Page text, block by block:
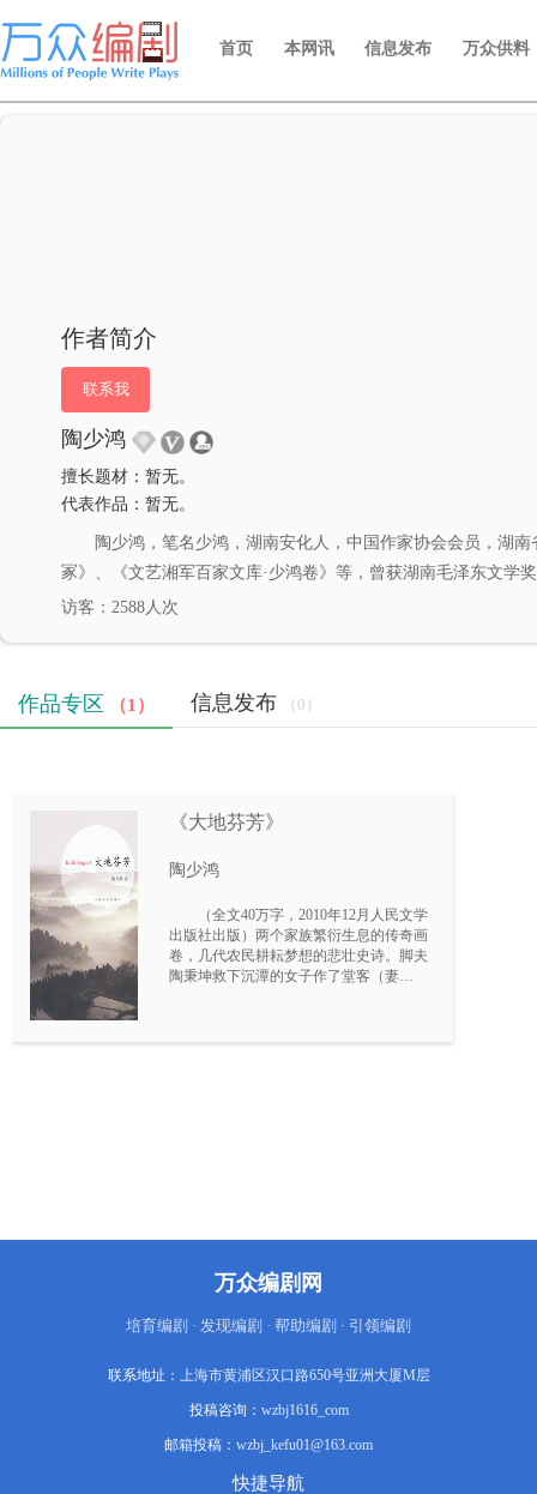
首页 本网讯 信息发布 万众供料
作者简介
联系我
陶少鸿
擅长题材：暂无。
代表作品：暂无。
陶少鸿，笔名少鸿，湖南安化人，中国作家协会会员，湖
冢》、《文艺湘军百家文库·少鸿卷》等，曾获湖南毛泽东文学
访客：2588人次
作品专区 （1） 信息发布 （0）
《大地芬芳》
陶少鸿
（全文40万字，2010年12月人民文学
出版社出版）两个家族繁衍生息的传奇画
卷，几代农民耕耘梦想的悲壮史诗。脚夫
陶秉坤救下沉潭的女子作了堂客（妻
万众编剧网
培育编剧 · 发现编剧 · 帮助编剧 · 引领编剧
联系地址： 上海市黄浦区汉口路650号亚洲大厦M层
投稿咨询： wzbj1616_com
邮箱投稿： wzbj_kefu01@163.com
快捷导航